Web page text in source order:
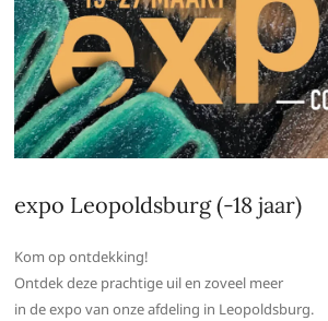
expo Leopoldsburg (-18 jaar)
Kom op ontdekking!
Ontdek deze prachtige uil en zoveel meer
in de expo van onze afdeling in Leopoldsburg.